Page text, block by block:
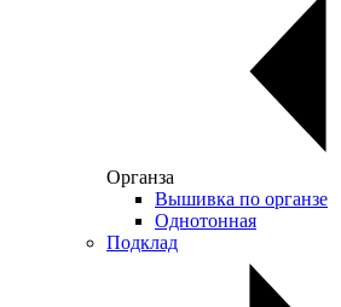
Органза
Вышивка по органзе
Однотонная
Подклад